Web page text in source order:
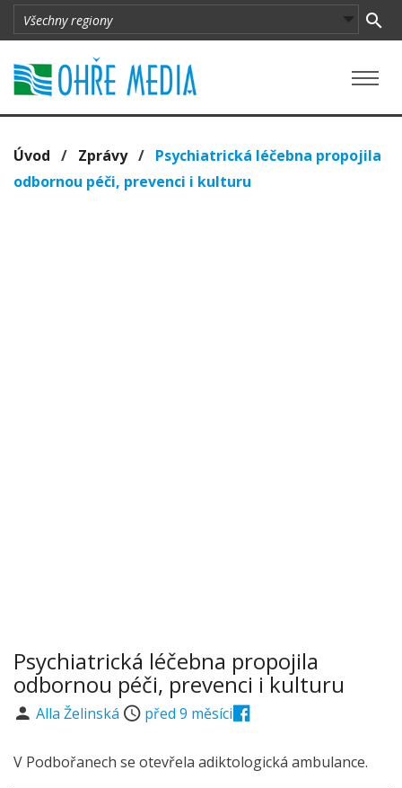
Úvod / Zprávy/ Psychiatrická léčebna propojila
odbornou péči, prevenci i kulturu
Psychiatrická léčebna propojila
odbornou péči, prevenci i kulturu
Alla Želinská před 9 měsíci
V Podbořanech se otevřela adiktologická ambulance.